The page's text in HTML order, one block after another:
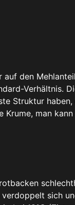
den
Verhältnis.
Struktur
Krume, man
sich